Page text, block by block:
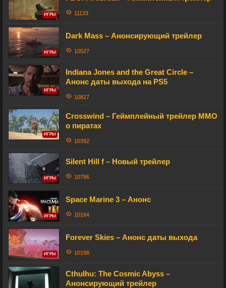
ИГРЫ 11133
ИГРЫ
Dark Mass – Анонсирующий трейлер
10527
ИГРЫ
Indiana Jones and the Great Circle –
Анонс даты выхода на PS5
10827
ИГРЫ
Crosswind – Геймплейный трейлер MMO
о пиратах
10392
ИГРЫ
Silent Hill f – Новый трейлер
10786
ИГРЫ
Space Marine 3 – Анонс
10184
ИГРЫ
Forever Skies – Анонс даты выхода
10198
Cthulhu: The Cosmic Abyss –
Анонсирующий трейлер